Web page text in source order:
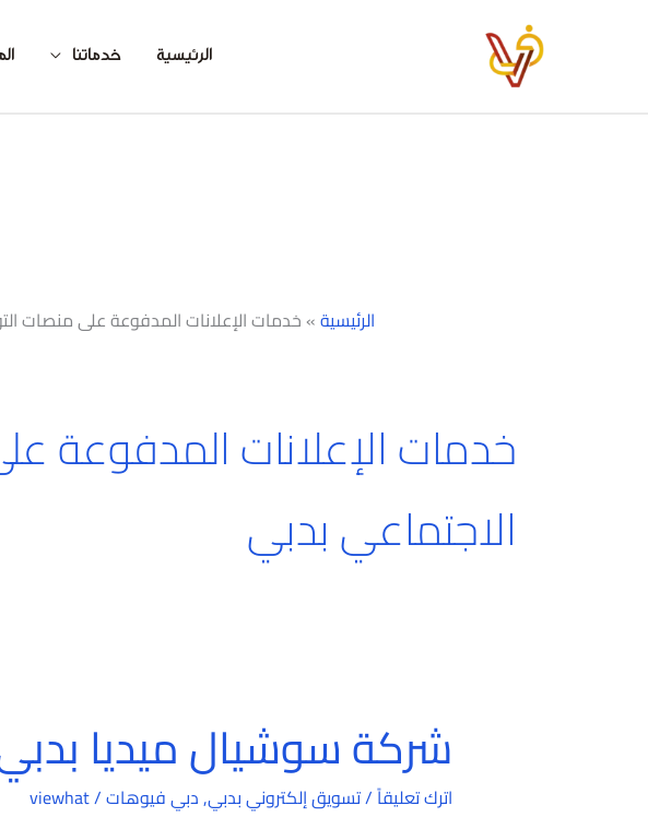
الرئيسية خدماتنا
الرئيسية» خدمات الإعلانات المدفوعة على منصات
خدمات الإعلانات المدفوعة
الاجتماعي بدبي
شركة سوشيال ميديا
اترك تعليقاً/تسويق إلكتروني بدبي,دبي فيوهات/
viewhat
شركة
سوشيال
ميديا